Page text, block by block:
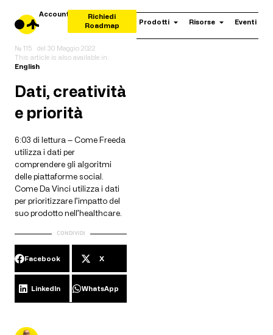
Prodotti Risorse Eventi
Account
Richiedi
Roadmap
№ 115 del 30 Maggio 2022
This article is also available in:
English
Dati, creatività
e priorità
6:03 di lettura — Come Freeda
utilizza i dati per
comprendere gli algoritmi
delle piattaforme social.
Come Da Vinci utilizza i dati
per prioritizzare l’impatto del
suo prodotto nell’healthcare.
CONDIVIDI
Facebook X
LinkedIn WhatsApp